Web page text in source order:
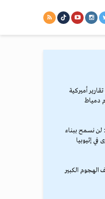
أميركية
دمياط
لن نسمح ببناء
إثيوبيا
الهجوم الكبير